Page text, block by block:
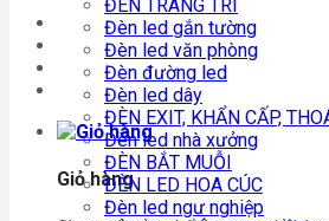
Giỏ hàng
ĐÈN TRANG TRÍ
Đèn led gắn tường
Đèn led văn phòng
Đèn đường led
Đèn led dây
ĐÈN EXIT, KHẨN CẤP,
Đèn led nhà xưởng
ĐÈN BẮT MUỖI
ĐÈN LED HOA CÚC
Đèn led ngư nghiệp